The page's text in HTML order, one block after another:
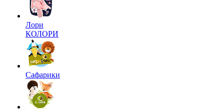
Лори
КОЛОРИ
Сафарики